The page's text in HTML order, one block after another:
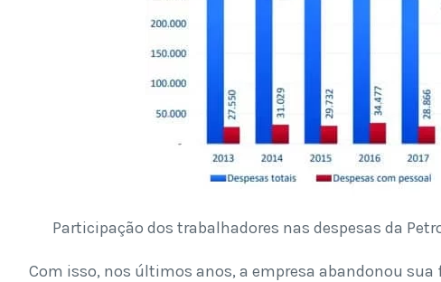
Participação dos trabalhadores nas despesas da
Com isso, nos últimos anos, a empresa abandonou